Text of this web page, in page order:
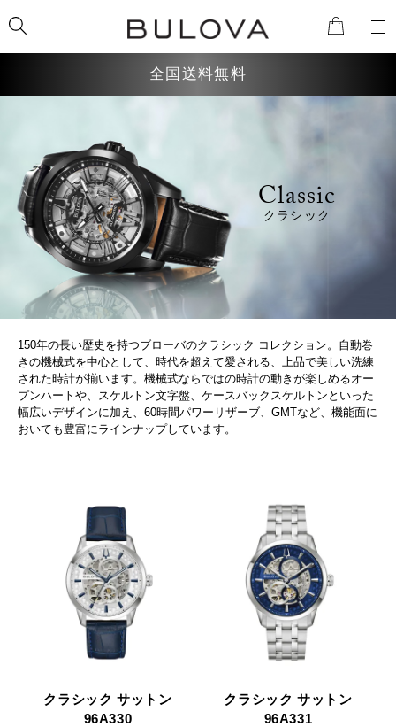
全国送料無料
Classic
クラシック
150年の長い歴史を持つブローバのクラシック コレクション。自動巻
きの機械式を中心として、時代を超えて愛される、上品で美しい洗練
された時計が揃います。機械式ならではの時計の動きが楽しめるオー
プンハートや、スケルトン文字盤、ケースバックスケルトンといった
幅広いデザインに加え、60時間パワーリザーブ、GMTなど、機能面に
おいても豊富にラインナップしています。
クラシック サットン
96A330
クラシック サットン
96A331